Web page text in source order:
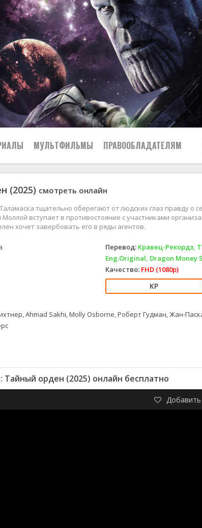
МУЛЬТФИЛЬМЫ ПРАВООБЛАДАТЕЛЯМ
(2025) смотреть онлайн
тщательно оберегают от людских глаз правду о
вступает в противостояние с участниками
хочет завербовать его в ряды агентов.
Перевод: Кравец-Рекордз,
Eng.Original, Dragon Money
Качество: FHD (1080p)
Ahmad Sakhi, Molly Osborne, Роберт Гудман, Жан-
Тайный орден (2025) онлайн бесплатно
Добавить